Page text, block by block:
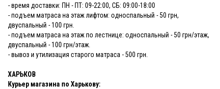
- время доставки: ПН - ПТ: 09-22:00, СБ: 09:00-18:00
- подъем матраса на этаж лифтом: односпальный - 50 грн,
двуспальный - 100 грн.
- подъем матраса на этаж по лестнице: односпальный - 50 грн/этаж,
двуспальный - 100 грн/этаж.
- вывоз и утилизация старого матраса - 500 грн.
ХАРЬКОВ
Курьер магазина по Харькову: